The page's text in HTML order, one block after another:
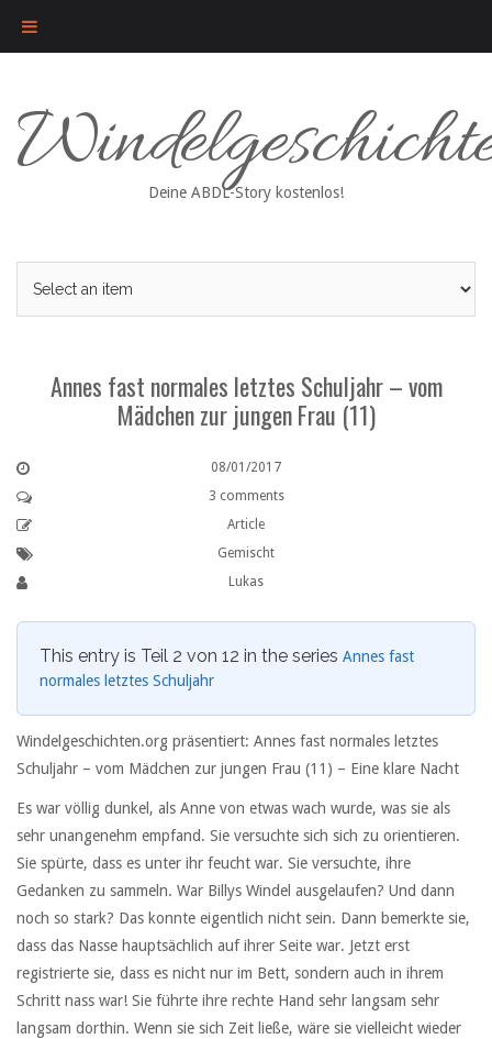
content
Deine ABDL-Story kostenlos!
Annes fast normales letztes Schuljahr – vom
Mädchen zur jungen Frau (11)
08/01/2017
3 comments
Article
Gemischt
Lukas
This entry is Teil 2 von 12 in the series Annes fast
normales letztes Schuljahr
Windelgeschichten.org präsentiert: Annes fast normales letztes
Schuljahr – vom Mädchen zur jungen Frau (11) – Eine klare Nacht
Es war völlig dunkel, als Anne von etwas wach wurde, was sie als
sehr unangenehm empfand. Sie versuchte sich sich zu orientieren.
Sie spürte, dass es unter ihr feucht war. Sie versuchte, ihre
Gedanken zu sammeln. War Billys Windel ausgelaufen? Und dann
noch so stark? Das konnte eigentlich nicht sein. Dann bemerkte sie,
dass das Nasse hauptsächlich auf ihrer Seite war. Jetzt erst
registrierte sie, dass es nicht nur im Bett, sondern auch in ihrem
Schritt nass war! Sie führte ihre rechte Hand sehr langsam sehr
langsam dorthin. Wenn sie sich Zeit ließe, wäre sie vielleicht wieder